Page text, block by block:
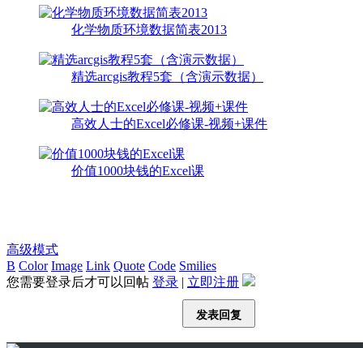
化学物质环境数据简表2013
精选arcgis教程5套（含演示数据）
高效人士的Excel必修课-视频+课件
价值1000块钱的Excel课
高级模式
B Color Image Link Quote Code Smilies
您需要登录后才可以回帖 登录 | 立即注册
发表回复